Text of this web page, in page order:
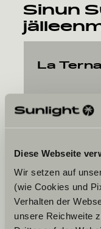
Diese Webseite
Wir setzen auf
(wie Cookies und
Verhalten der
unsere Reichweite
Sinun
La
Via Walter
05100
Terni